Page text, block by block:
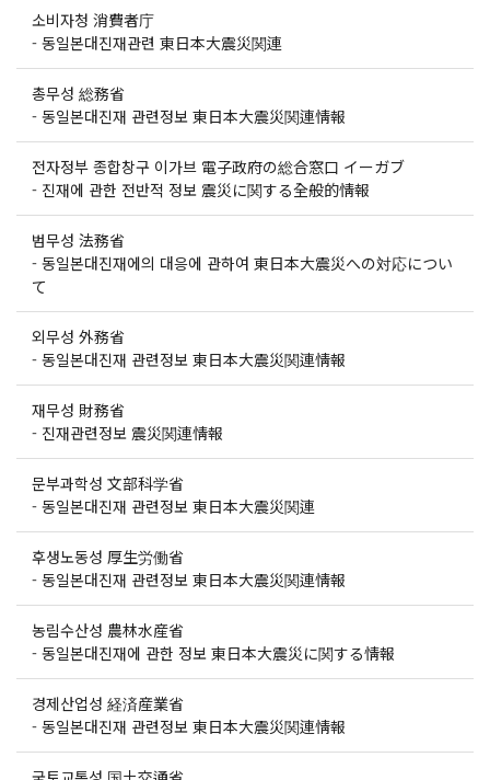
소비자청 消費者庁
- 동일본대진재관련 東日本大震災関連
총무성 総務省
- 동일본대진재 관련정보 東日本大震災関連情報
전자정부 종합창구 이가브 電子政府の総合窓口 イーガブ
- 진재에 관한 전반적 정보 震災に関する全般的情報
범무성 法務省
- 동일본대진재에의 대응에 관하여 東日本大震災への対応につい
て
외무성 外務省
- 동일본대진재 관련정보 東日本大震災関連情報
재무성 財務省
- 진재관련정보 震災関連情報
문부과학성 文部科学省
- 동일본대진재 관련정보 東日本大震災関連
후생노동성 厚生労働省
- 동일본대진재 관련정보 東日本大震災関連情報
농림수산성 農林水産省
- 동일본대진재에 관한 정보 東日本大震災に関する情報
경제산업성 経済産業省
- 동일본대진재 관련정보 東日本大震災関連情報